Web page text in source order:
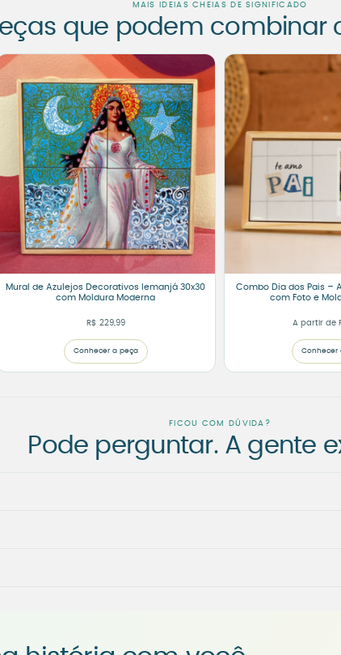
MAIS IDEIAS CHEIAS DE SIGNIFICADO
que podem combinar
Mural de Azulejos Decorativos Iemanjá 30x30
com Moldura Moderna
R$ 229,99
Conhecer a peça
Combo Dia dos Pais –
com Foto e
A partir de
Conhecer
FICOU COM DÚVIDA?
Pode perguntar. A gente